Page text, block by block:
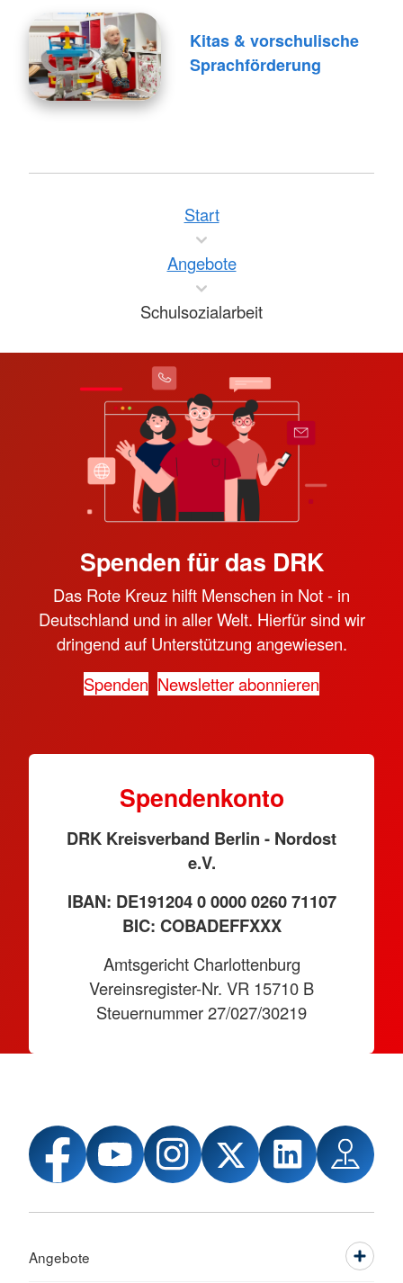
Kitas & vorschulische
Sprachförderung
Start
Angebote
Schulsozialarbeit
Spenden für das DRK
Das Rote Kreuz hilft Menschen in Not - in
Deutschland und in aller Welt. Hierfür sind wir
dringend auf Unterstützung angewiesen.
Spenden Newsletter abonnieren
Spendenkonto
DRK Kreisverband Berlin - Nordost
e.V.
IBAN: DE191204 0 0000 0260 71107
BIC: COBADEFFXXX
Amtsgericht Charlottenburg
Vereinsregister-Nr. VR 15710 B
Steuernummer 27/027/30219
Angebote